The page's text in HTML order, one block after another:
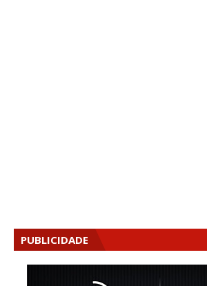
PUBLICIDADE